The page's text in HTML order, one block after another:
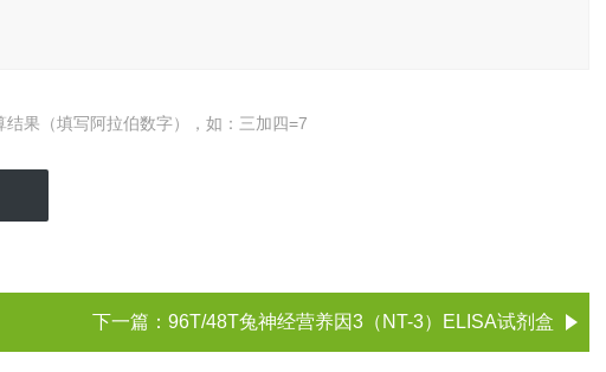
结果（填写阿拉伯数字），如：三加四=7
下一篇： 96T/48T兔神经营养因3（NT-3）ELISA试剂盒